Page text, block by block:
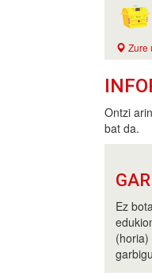
Zure
Ontzi
bat da.
Ez